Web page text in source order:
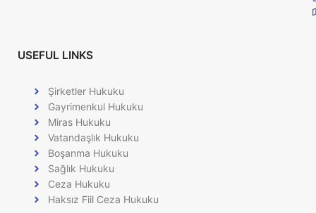
USEFUL LINKS
Şirketler Hukuku
Gayrimenkul Hukuku
Miras Hukuku
Vatandaşlık Hukuku
Boşanma Hukuku
Sağlık Hukuku
Ceza Hukuku
Haksız Fiil Ceza Hukuku